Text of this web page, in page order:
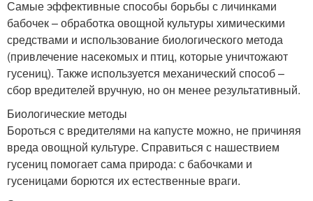
Самые эффективные способы борьбы с личинками
бабочек – обработка овощной культуры химическими
средствами и использование биологического метода
(привлечение насекомых и птиц, которые уничтожают
гусениц). Также используется механический способ –
сбор вредителей вручную, но он менее результативный.
Биологические методы
Бороться с вредителями на капусте можно, не причиняя
вреда овощной культуре. Справиться с нашествием
гусениц помогает сама природа: с бабочками и
гусеницами борются их естественные враги.